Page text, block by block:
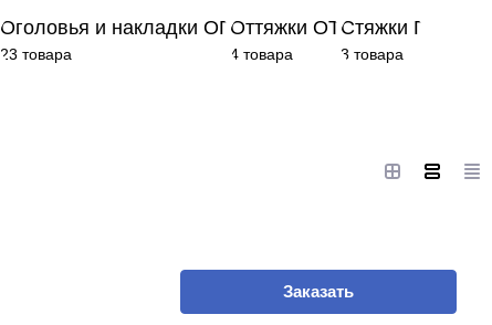
Оголовья и накладки ОГ
23 товара
Оттяжки ОТ
4 товара
Стяжки Г
3 товара
Заказать